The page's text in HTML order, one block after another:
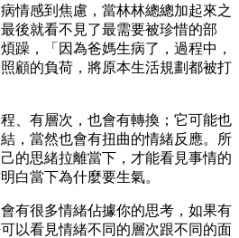
情感到焦慮，當林林總總加起來之
後就看不見了最需要被珍惜的部
躁，「因為爸媽生病了，過程中，
顧的負荷，將原本生活規劃都被打
、有層次，也會有轉換；它可能也
，當然也會有扭曲的情緒反應。所
的思緒拉離當下，才能看見事情的
白當下為什麼要生氣。
有很多情緒佔據你的思考，如果有
以看見情緒不同的層次跟不同的面